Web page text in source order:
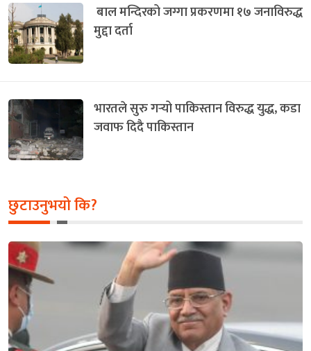
बाल मन्दिरको जग्गा प्रकरणमा १७ जनाविरुद्ध
मुद्दा दर्ता
भारतले सुरु गर्‍यो पाकिस्तान विरुद्ध युद्ध, कडा
जवाफ दिदै पाकिस्तान
छुटाउनुभयो कि?